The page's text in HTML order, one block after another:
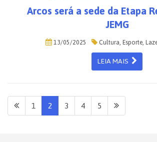
Arcos será a sede da Etapa
JEMG
13/05/2025 Cultura, Esporte,
LEIA MAIS
1 2 3 4 5